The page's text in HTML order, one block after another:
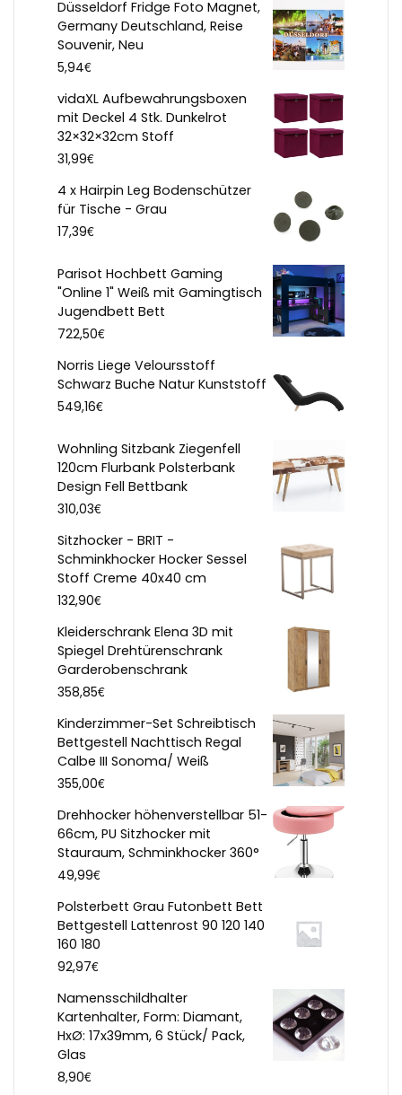
Düsseldorf Fridge Foto Magnet,
Germany Deutschland, Reise
Souvenir, Neu
5,94€
vidaXL Aufbewahrungsboxen
mit Deckel 4 Stk. Dunkelrot
32×32×32cm Stoff
31,99€
4 x Hairpin Leg Bodenschützer
für Tische - Grau
17,39€
Parisot Hochbett Gaming
"Online 1" Weiß mit Gamingtisch
Jugendbett Bett
722,50€
Norris Liege Veloursstoff
Schwarz Buche Natur Kunststoff
549,16€
Wohnling Sitzbank Ziegenfell
120cm Flurbank Polsterbank
Design Fell Bettbank
310,03€
Sitzhocker - BRIT -
Schminkhocker Hocker Sessel
Stoff Creme 40x40 cm
132,90€
Kleiderschrank Elena 3D mit
Spiegel Drehtürenschrank
Garderobenschrank
358,85€
Kinderzimmer-Set Schreibtisch
Bettgestell Nachttisch Regal
Calbe III Sonoma/ Weiß
355,00€
Drehhocker höhenverstellbar 51-
66cm, PU Sitzhocker mit
Stauraum, Schminkhocker 360°
49,99€
Polsterbett Grau Futonbett Bett
Bettgestell Lattenrost 90 120 140
160 180
92,97€
Namensschildhalter
Kartenhalter, Form: Diamant,
HxØ: 17x39mm, 6 Stück/ Pack,
Glas
8,90€